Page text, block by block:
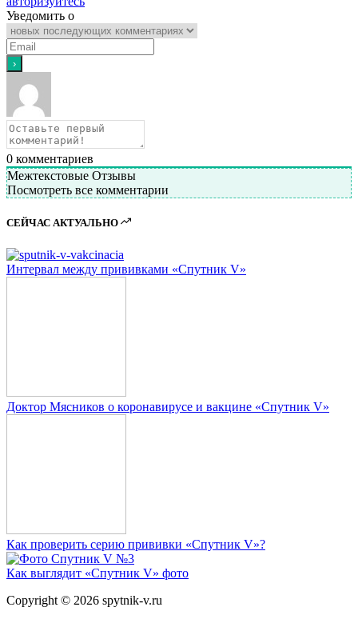
Уведомить о
0 комментариев
Межтекстовые Отзывы
Посмотреть все комментарии
СЕЙЧАС АКТУАЛЬНО
Интервал между прививками «Спутник V»
Доктор Мясников о коронавирусе и вакцине «Спутник V»
Как проверить серию прививки «Спутник V»?
Как выглядит «Спутник V» фото
Copyright © 2026 spytnik-v.ru